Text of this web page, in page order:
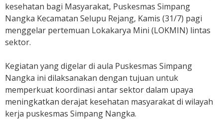
k
e
a
s
S
i
m
kesehatan bagi Masyarakat, Puskesmas Simpang
Nangka Kecamatan Selupu Rejang, Kamis (31/7) pagi
menggelar pertemuan Lokakarya Mini (LOKMIN) lintas
sektor.
Kegiatan yang digelar di aula Puskesmas Simpang
Nangka ini dilaksanakan dengan tujuan untuk
memperkuat koordinasi antar sektor dalam upaya
meningkatkan derajat kesehatan masyarakat di wilayah
kerja puskesmas Simpang Nangka.